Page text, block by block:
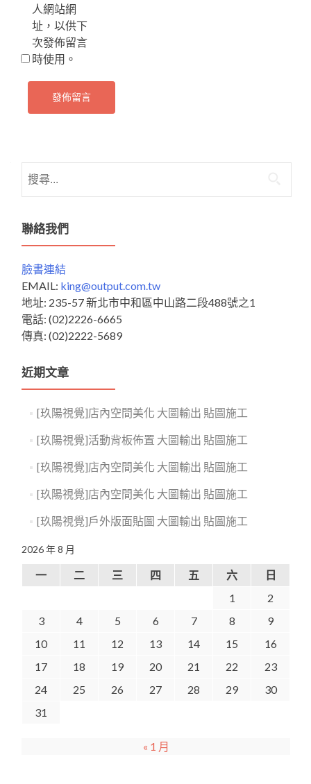
人網站網
址，以供下
次發佈留言
時使用。
尋
鍵
字:
聯絡我們
臉書連結
EMAIL: king@output.com.tw
地址: 235-57 新北市中和區中山路二段488號之1
電話: (02)2226-6665
傳真: (02)2222-5689
近期文章
[玖陽視覺]店內空間美化 大圖輸出 貼圖施工
[玖陽視覺]活動背板佈置 大圖輸出 貼圖施工
[玖陽視覺]店內空間美化 大圖輸出 貼圖施工
[玖陽視覺]店內空間美化 大圖輸出 貼圖施工
[玖陽視覺]戶外版面貼圖 大圖輸出 貼圖施工
2026 年 8 月
一 二 三 四 五 六
日
1
2
3
4 5 6 7 8
9
10
11 12 13 14 15
16
17
18 19 20 21 22
23
24
25 26 27 28 29
30
31
« 1 月